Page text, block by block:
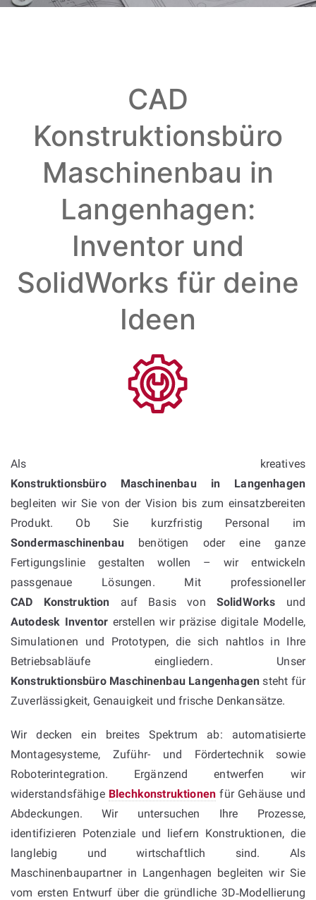
CAD
Konstruktionsbüro
Maschinenbau in
Langenhagen:
Inventor und
SolidWorks für deine
Ideen
Als kreatives
Konstruktionsbüro Maschinenbau in Langenhagen
begleiten wir Sie von der Vision bis zum einsatzbereiten
Produkt. Ob Sie kurzfristig Personal im
Sondermaschinenbaubenötigen oder eine ganze
Fertigungslinie gestalten wollen – wir entwickeln
passgenaue Lösungen. Mit professioneller
CAD Konstruktion auf Basis von SolidWorks und
Autodesk Inventor erstellen wir präzise digitale Modelle,
Simulationen und Prototypen, die sich nahtlos in Ihre
Betriebsabläufe eingliedern. Unser
Konstruktionsbüro Maschinenbau Langenhagen steht für
Zuverlässigkeit, Genauigkeit und frische Denkansätze.
Wir decken ein breites Spektrum ab: automatisierte
Montagesysteme, Zuführ- und Fördertechnik sowie
Roboterintegration. Ergänzend entwerfen wir
widerstandsfähige Blechkonstruktionen für Gehäuse und
Abdeckungen. Wir untersuchen Ihre Prozesse,
identifizieren Potenziale und liefern Konstruktionen, die
langlebig und wirtschaftlich sind. Als
Maschinenbaupartner in Langenhagen begleiten wir Sie
vom ersten Entwurf über die gründliche 3D‑Modellierung